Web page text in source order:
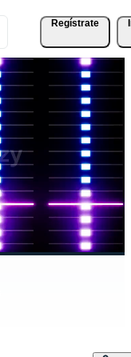
Regístrate